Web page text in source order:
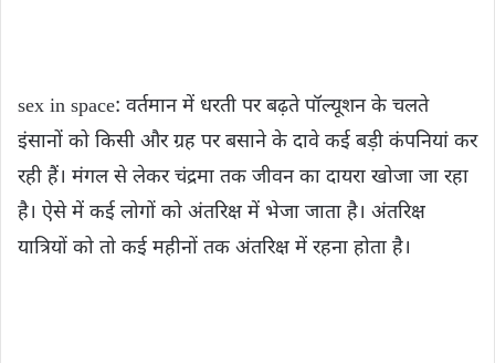
sex in space: वर्तमान में धरती पर बढ़ते पॉल्यूशन के चलते
इंसानों को किसी और ग्रह पर बसाने के दावे कई बड़ी कंपनियां कर
रही हैं। मंगल से लेकर चंद्रमा तक जीवन का दायरा खोजा जा रहा
है। ऐसे में कई लोगों को अंतरिक्ष में भेजा जाता है। अंतरिक्ष
यात्रियों को तो कई महीनों तक अंतरिक्ष में रहना होता है।